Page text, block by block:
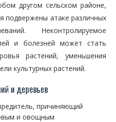
другом сельском районе,
подвержены атаке различных
Неконтролируемое
и болезней может стать
растений, уменьшения
культурных растений.
и деревьев
причиняющий
и овощным